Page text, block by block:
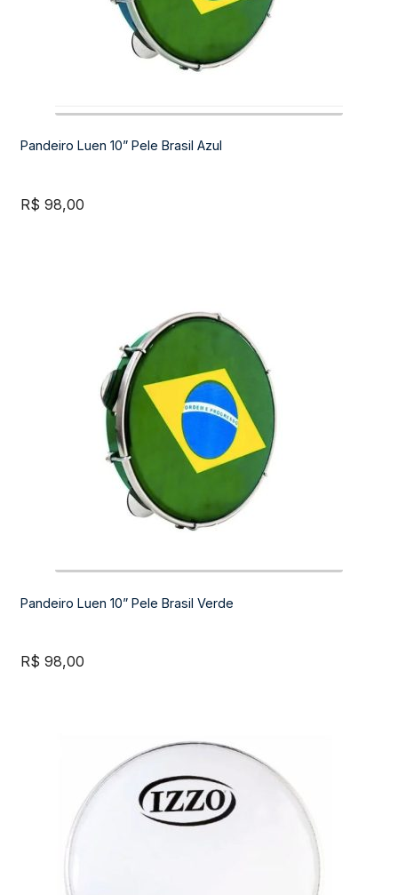
Pandeiro Luen 10” Pele Brasil Azul
R$ 98,00
Pandeiro Luen 10” Pele Brasil Verde
R$ 98,00